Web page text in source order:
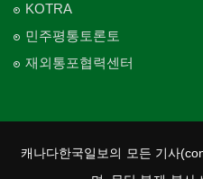
KOTRA
민주평통토론토
재외통포협력센터
캐나다한국일보의 모든 기사